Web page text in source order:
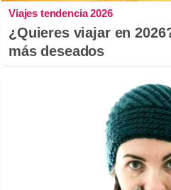
Viajes tendencia 2026
¿Quieres viajar en
más deseados